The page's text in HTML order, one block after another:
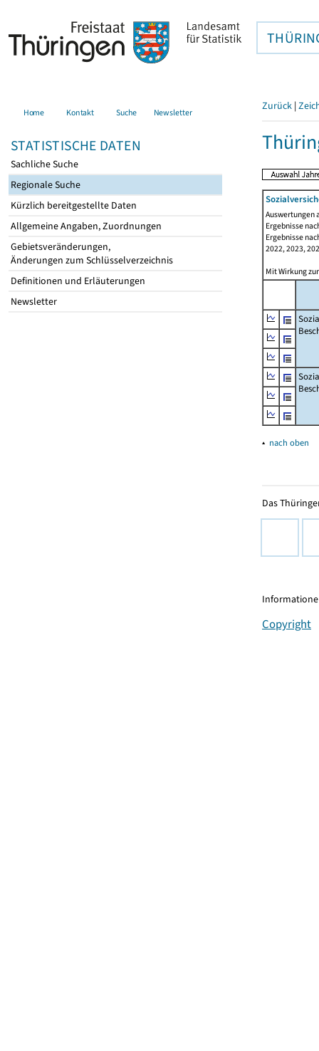
Home Kontakt Suche Newsletter
STATISTISCHE DATEN
Sachliche Suche
Regionale Suche
Kürzlich bereitgestellte Daten
Allgemeine Angaben, Zuordnungen
Gebietsveränderungen,
Änderungen zum Schlüsselverzeichnis
Definitionen und Erläuterungen
Newsletter
Zurück |
Auswertungen
Ergebnisse
Ergebnisse
2022, 2023,
Mit Wirkung
▴ nach oben
Das
Copyright